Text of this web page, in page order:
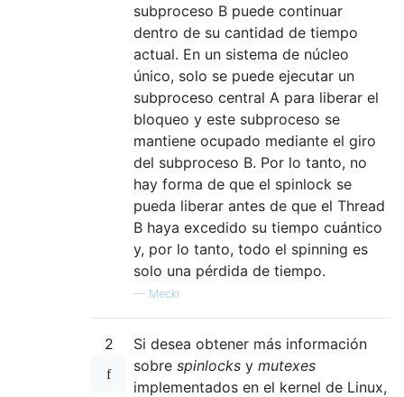
subproceso B puede continuar
dentro de su cantidad de tiempo
actual. En un sistema de núcleo
único, solo se puede ejecutar un
subproceso central A para liberar el
bloqueo y este subproceso se
mantiene ocupado mediante el giro
del subproceso B. Por lo tanto, no
hay forma de que el spinlock se
pueda liberar antes de que el Thread
B haya excedido su tiempo cuántico
y, por lo tanto, todo el spinning es
solo una pérdida de tiempo.
— Mecki
2
Si desea obtener más información
sobre spinlocks y mutexes
implementados en el kernel de Linux,